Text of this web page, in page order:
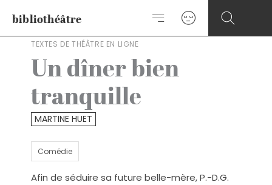
contenu
bibliothéâtre
TEXTES DE THÉÂTRE EN LIGNE
Un dîner bien
tranquille
MARTINE HUET
Comédie
Afin de séduire sa future belle-mère, P.-D.G.